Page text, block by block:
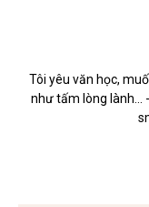
Tôi yêu văn học,
như tấm lòng lành...